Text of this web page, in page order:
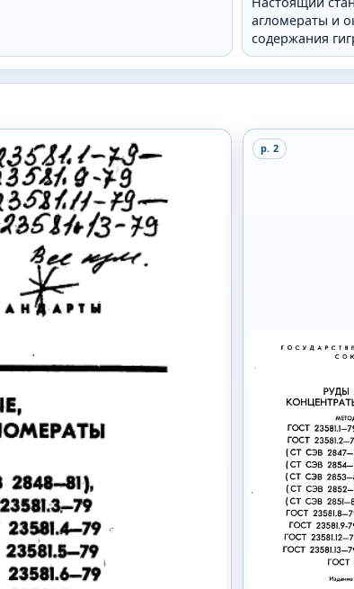
агломераты и
содержания
p. 2